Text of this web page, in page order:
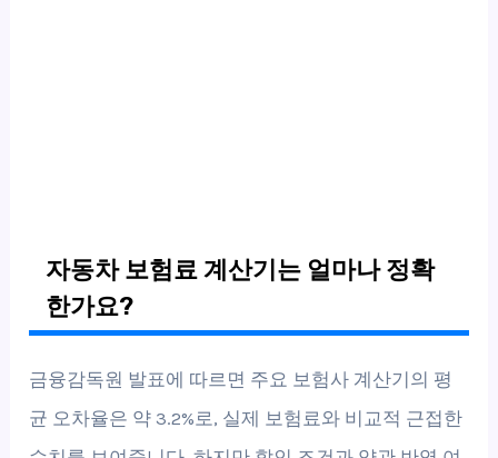
자동차 보험료 계산기는 얼마나 정확
한가요?
금융감독원 발표에 따르면 주요 보험사 계산기의 평
균 오차율은 약 3.2%로, 실제 보험료와 비교적 근접한